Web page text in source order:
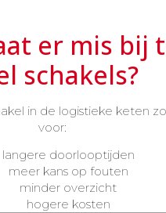
er mis bij
schakels?
in de logistieke keten
voor:
langere doorlooptijden
meer kans op fouten
minder overzicht
hogere kosten